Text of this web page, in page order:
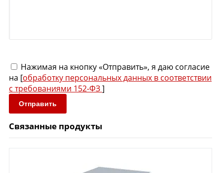
Нажимая на кнопку «Отправить», я даю согласие
на [обработку персональных данных в соответствии
с требованиями 152-ФЗ]
Отправить
Связанные продукты